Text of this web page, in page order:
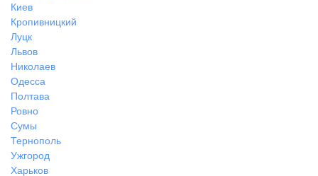
Киев
Кропивницкий
Луцк
Львов
Николаев
Одесса
Полтава
Ровно
Сумы
Тернополь
Ужгород
Харьков